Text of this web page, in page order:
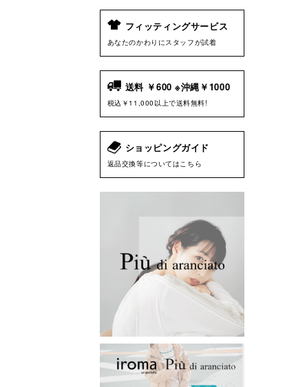
フィッティングサービス
あなたのかわりにスタッフが試着
送料 ￥600 ※沖縄￥1000
税込￥11,000以上で送料無料!
ショッピングガイド
返品交換等についてはこちら